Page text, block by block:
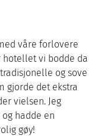
våre forlovere
hotellet vi bodde da
og sove
gjorde det ekstra
vielsen. Jeg
hadde en
gøy!